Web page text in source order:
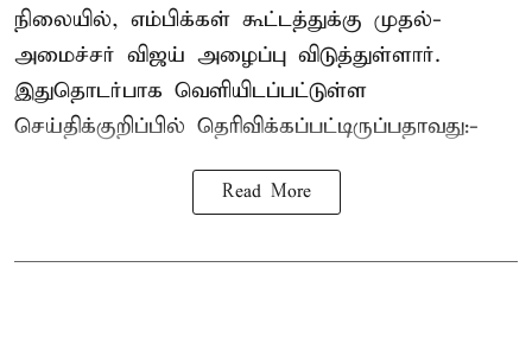
நிலையில், எம்பிக்கள் கூட்டத்துக்கு முதல்-
அமைச்சர் விஜய் அழைப்பு விடுத்துள்ளார்.
இதுதொடர்பாக வெளியிடப்பட்டுள்ள
செய்திக்குறிப்பில் தெரிவிக்கப்பட்டிருப்பதாவது:-
Read More